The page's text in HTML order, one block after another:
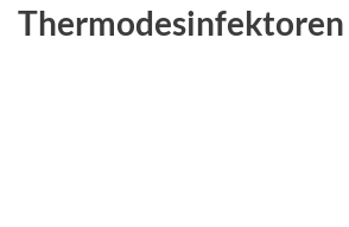
Thermodesinfektoren